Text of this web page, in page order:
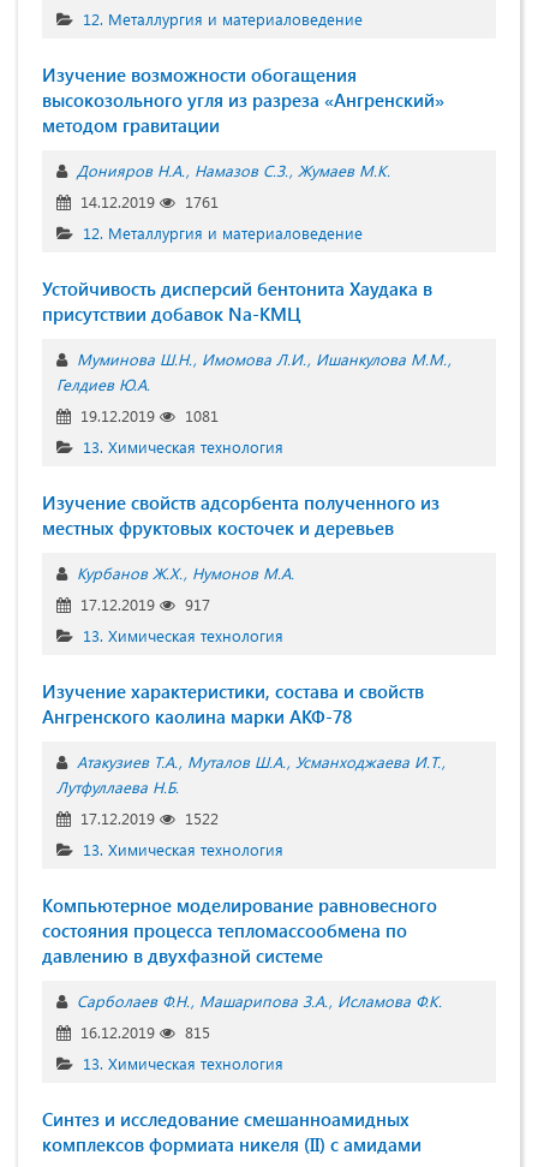
12. Металлургия и материаловедение
Изучение возможности обогащения
высокозольного угля из разреза «Ангренский»
методом гравитации
Донияров Н.А. Намазов С.З. Жумаев М.К.
14.12.2019
1761
12. Металлургия и материаловедение
Устойчивость дисперсий бентонита Хаудака в
присутствии добавок Na-КМЦ
Муминова Ш.Н. Имомова Л.И. Ишанкулова М.М.
Гелдиев Ю.А.
19.12.2019
1081
13. Химическая технология
Изучение свойств адсорбента полученного из
местных фруктовых косточек и деревьев
Курбанов Ж.Х. Нумонов М.А.
17.12.2019
917
13. Химическая технология
Изучение характеристики, состава и свойств
Ангренского каолина марки АКФ-78
Атакузиев Т.А. Муталов Ш.А. Усманходжаева И.Т.
Лутфуллаева Н.Б.
17.12.2019
1522
13. Химическая технология
Компьютерное моделирование равновесного
состояния процесса тепломассообмена по
давлению в двухфазной системе
Сарболаев Ф.Н. Машарипова З.А. Исламова Ф.К.
16.12.2019
815
13. Химическая технология
Синтез и исследование смешанноамидных
комплексов формиата никеля (II) с амидами